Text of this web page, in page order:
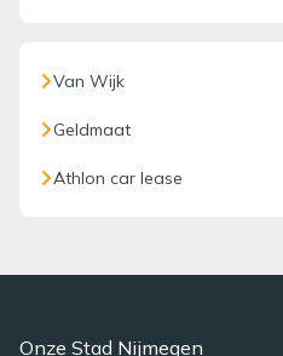
Van Wijk
Geldmaat
Athlon car lease
Onze Stad Nijmegen